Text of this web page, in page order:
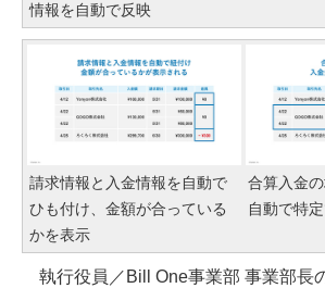
情報を自動で反映
請求情報と入金情報を自動で
ひも付け、金額が合っている
かを表示
合算入金
自動で特
執行役員／Bill One事業部 事業部長